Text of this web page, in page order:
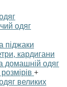
одяг
піджаки
кардигани
домашній одяг
+
великих